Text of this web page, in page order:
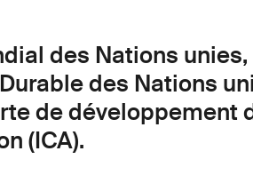
des Nations
des Nations
de développement
(ICA).